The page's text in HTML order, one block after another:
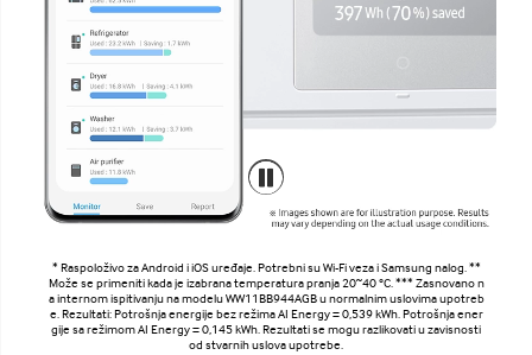
* Raspoloživo za Android i iOS uređaje. Potrebni su Wi-Fi veza i Samsung nalog. **
Može se primeniti kada je izabrana temperatura pranja 20~40 °C. *** Zasnovano n
a internom ispitivanju na modelu WW11BB944AGB u normalnim uslovima upotreb
e. Rezultati: Potrošnja energije bez režima AI Energy = 0,539 kWh. Potrošnja ener
gije sa režimom AI Energy = 0,145 kWh. Rezultati se mogu razlikovati u zavisnosti
od stvarnih uslova upotrebe.